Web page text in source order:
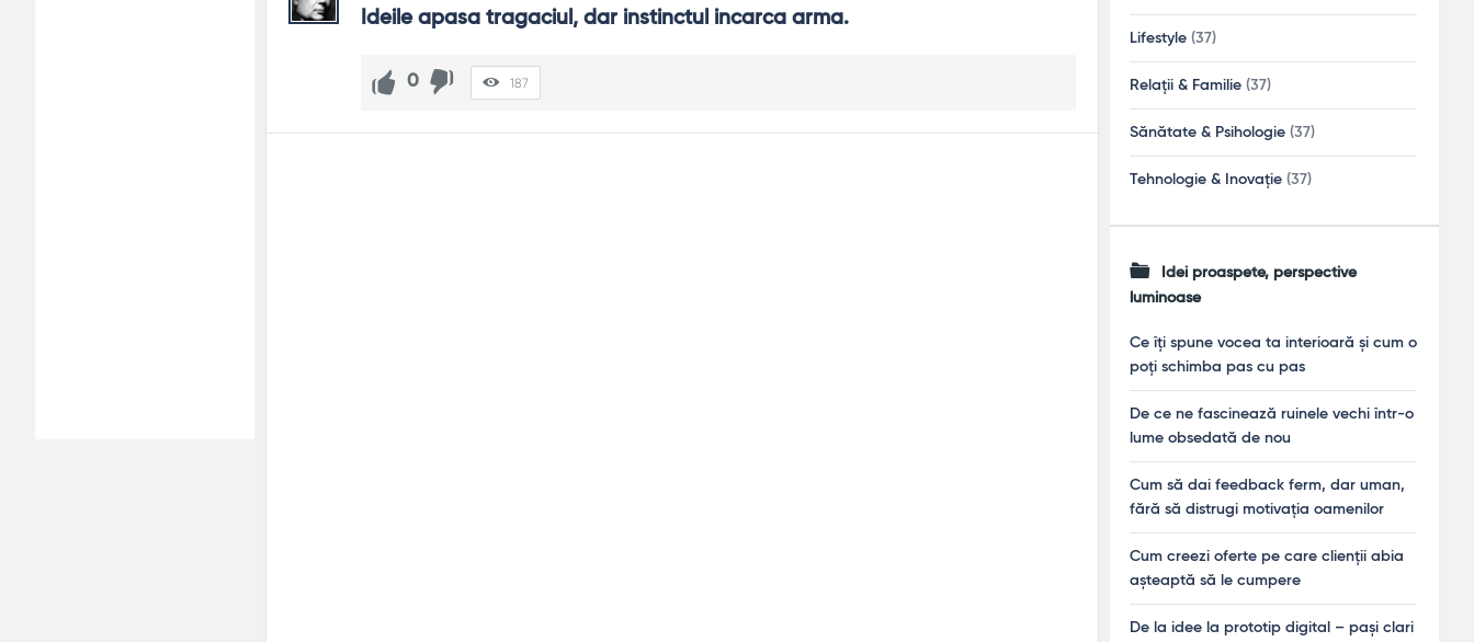
Ideile apasa tragaciul, dar instinctul incarca arma.
0 187
Lifestyle (37)
Relații & Familie (37)
Sănătate & Psihologie (37)
Tehnologie & Inovație (37)
Idei proaspete, perspective
luminoase
Ce îți spune vocea ta interioară și cum o
poți schimba pas cu pas
De ce ne fascinează ruinele vechi într-o
lume obsedată de nou
Cum să dai feedback ferm, dar uman,
fără să distrugi motivația oamenilor
Cum creezi oferte pe care clienții abia
așteaptă să le cumpere
De la idee la prototip digital – pași clari